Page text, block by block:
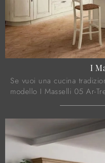
I
Se vuoi una cucina
modello I Masselli 05 Ar-